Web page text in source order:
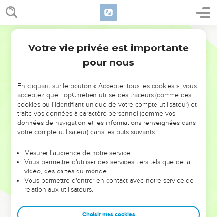
NE MANQUEZ PAS L’ÉVÉNEMENT
DE L’ANNÉE !
ET SI LEURS ERREURS POUVAIENT VOUS ÉVITER LES
VOTRES ?
leur foi ou leur vision. Mais on voit moins les doutes, les erreurs
et les saisons difficiles qu'ils ont traversés, alors même que ce
sont elles qui les ont façonnés.
Dans cette conférence, leaders, entrepreneurs, et responsables
clés pour avancer avec plus de sagesse afin que leurs erreurs
Votre vie privée est importante
pour nous
En cliquant sur le bouton « Accepter tous les cookies », vous
acceptez que TopChrétien utilise des traceurs (comme des
cookies ou l'identifiant unique de votre compte utilisateur) et
traite vos données à caractère personnel (comme vos
données de navigation et les informations renseignées dans
votre compte utilisateur) dans les buts suivants :
Mesurer l'audience de notre service
Vous permettre d'utiliser des services tiers tels que de la
vidéo, des cartes du monde…
Vous permettre d'entrer en contact avec notre service de
relation aux utilisateurs.
Choisir mes cookies